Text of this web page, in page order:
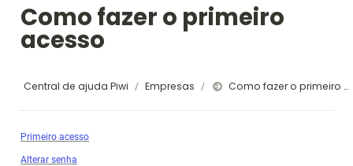
Como fazer o primeiro
acesso
Central de ajuda Piwi / Empresas / Como fazer o primeiro acesso
Primeiro acesso
Alterar senha